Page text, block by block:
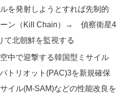
を発射しようとすれば先制的
ーン（Kill Chain）→ 偵察衛星4
て北朝鮮を監視する
中で迎撃する韓国型ミサイル
リオット(PAC)3を新規確保
イル(M-SAM)などの性能改良を